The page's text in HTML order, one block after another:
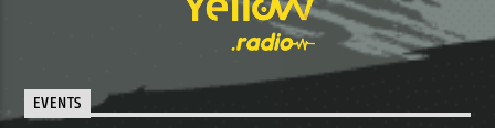
EVENTS